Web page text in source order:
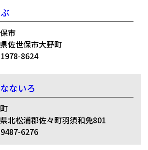
市
佐世保市大野町
8624
ないろ
北松浦郡佐々町羽須和免801
6276